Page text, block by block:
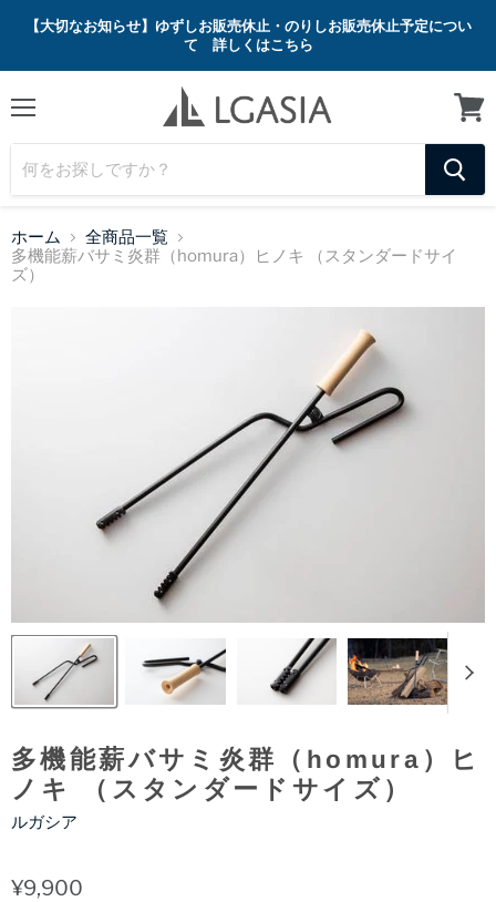
【大切なお知らせ】ゆずしお販売休止・のりしお販売休止予定につい
て 詳しくはこちら
ニ
ュ
ー
ー
ト
を
見
ホーム
全商品一覧
多機能薪バサミ炎群（homura）ヒノキ （スタンダードサイ
ズ）
多機能薪バサミ炎群（homura）ヒ
ノキ （スタンダードサイズ）
ルガシア
¥9,900